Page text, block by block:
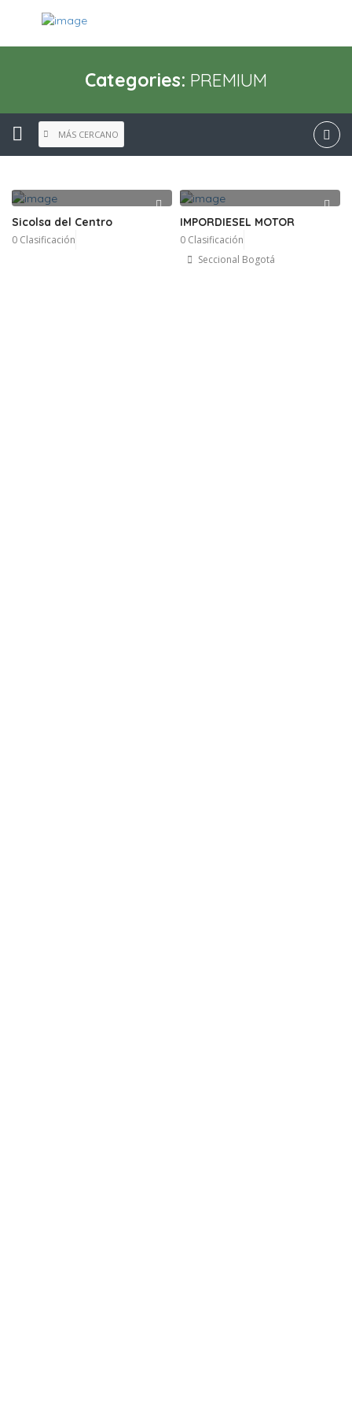
Categories: PREMIUM
MÁS CERCANO
Sicolsa del Centro
0 Clasificación
IMPORDIESEL MOTOR
0 Clasificación
Seccional Bogotá